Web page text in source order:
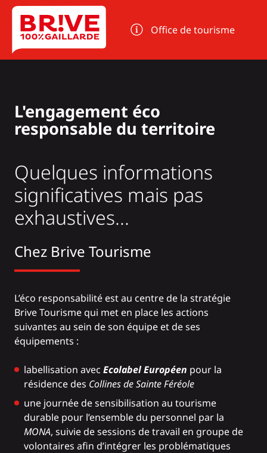
Panneau de gestion des cookies
Office de tourisme
L'engagement éco
responsable du territoire
Quelques informations
significatives mais pas
exhaustives...
Chez Brive Tourisme
L’éco responsabilité est au centre de la stratégie
Brive Tourisme qui met en place les actions
suivantes au sein de son équipe et de ses
équipements :
labellisation avec Ecolabel Européen pour la
résidence des Collines de Sainte Féréole
une journée de sensibilisation au tourisme
durable pour l’ensemble du personnel par la
MONA, suivie de sessions de travail en groupe de
volontaires afin d’intégrer les problématiques